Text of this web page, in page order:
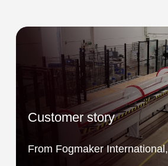
Customer story
From Fogmaker